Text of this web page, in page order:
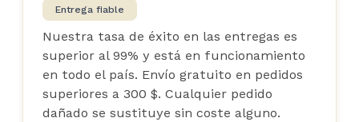
Entrega fiable
Nuestra tasa de éxito en las entregas es
superior al 99% y está en funcionamiento
en todo el país. Envío gratuito en pedidos
superiores a 300 $. Cualquier pedido
dañado se sustituye sin coste alguno.